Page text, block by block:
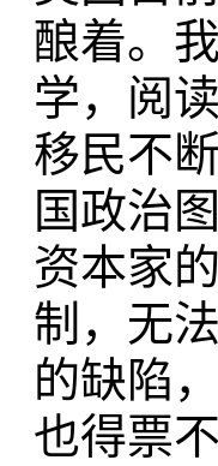
酿着。
学，阅
移民不
国政治
资本家
制，无
的缺陷
也得票